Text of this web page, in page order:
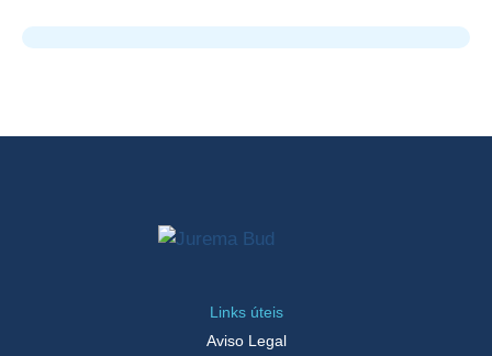
Links úteis
Aviso Legal